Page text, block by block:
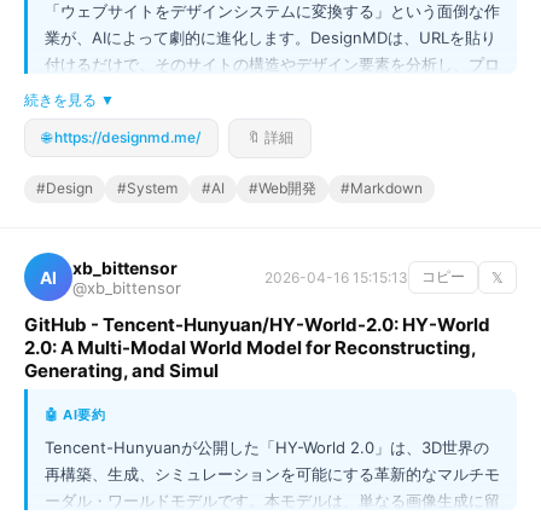
「ウェブサイトをデザインシステムに変換する」という面倒な作
業が、AIによって劇的に進化します。DesignMDは、URLを貼り
付けるだけで、そのサイトの構造やデザイン要素を分析し、プロ
フェッショナルな`DESIGN.md`ファイルを自動生成します。デ
ザインシステムに必要なデザイン・トークン、タイポグラフィ、
コンポーネントなどを網羅的に抽出し、開発者がすぐに利用でき
クン抽出に時間を費やす必要がなくなり、デザインと開発の連携
一変させる、次世代のツールです！
続きを見る ▼
🌐 https://designmd.me/ 🔖 詳細
#Design #System #AI #Web開発 #Markdown
AI xb_bittensor
@xb_bittensor
2026-04-16 15:15:13 コピー 𝕏
GitHub - Tencent-Hunyuan/HY-World-2.0: HY-World
2.0: A Multi-Modal World Model for Reconstructing,
Generating, and Simul
🤖 AI要約
Tencent-Hunyuanが公開した「HY-World 2.0」は、3D世界の
再構築、生成、シミュレーションを可能にする革新的なマルチモ
ーダル・ワールドモデルです。本モデルは、単なる画像生成に留